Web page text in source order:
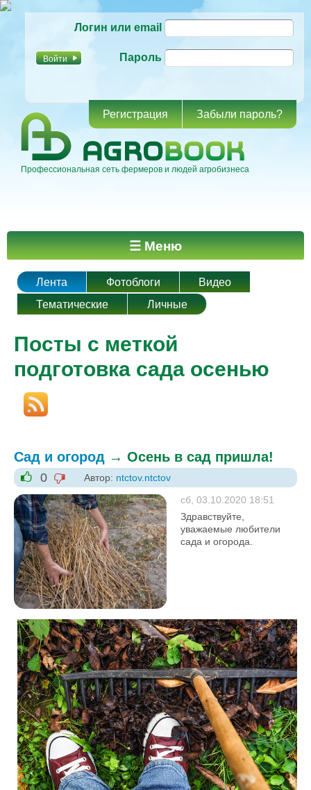
основному
Логин или email
Пароль
Регистрация Забыли пароль?
Профессиональная сеть фермеров и людей агробизнеса
Главное меню ☰ Меню
Лента Фотоблоги
Видео
Тематические
Личные
Посты с меткой
подготовка сада осенью
Сад и огород → Осень в сад пришла!
+1
0
-1
Автор: ntctov.ntctov
сб, 03.10.2020 18:51
Здравствуйте,
уважаемые любители
сада и огорода.